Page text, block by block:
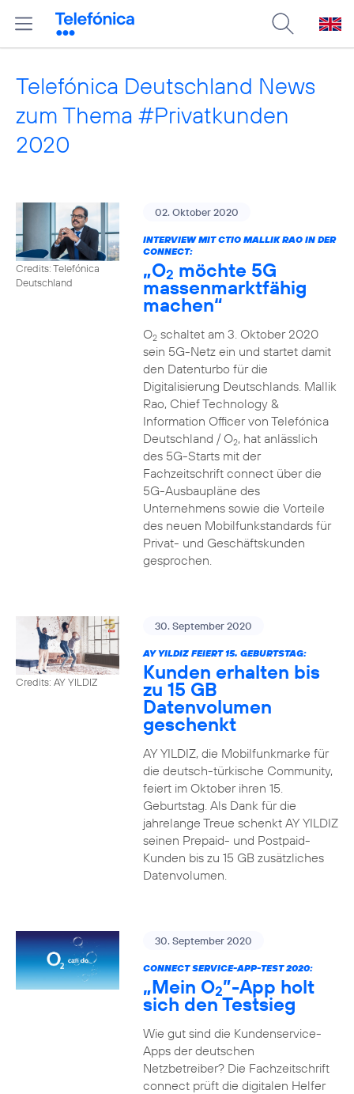
Telefónica Deutschland News
zum Thema #Privatkunden
2020
Credits: Telefónica
Deutschland
02. Oktober 2020
INTERVIEW MIT CTIO MALLIK RAO IN DER
CONNECT:
„O2 möchte 5G
massenmarktfähig
machen“
O2schaltet am 3. Oktober 2020
sein 5G-Netz ein und startet damit
den Datenturbo für die
Digitalisierung Deutschlands. Mallik
Rao, Chief Technology &
Information Officer von Telefónica
Deutschland / O2, hat anlässlich
des 5G-Starts mit der
Fachzeitschrift connect über die
5G-Ausbaupläne des
Unternehmens sowie die Vorteile
des neuen Mobilfunkstandards für
Privat- und Geschäftskunden
gesprochen.
Credits: AY YILDIZ
30. September 2020
AY YILDIZ FEIERT 15. GEBURTSTAG:
Kunden erhalten bis
zu 15 GB
Datenvolumen
geschenkt
AY YILDIZ, die Mobilfunkmarke für
die deutsch-türkische Community,
feiert im Oktober ihren 15.
Geburtstag. Als Dank für die
jahrelange Treue schenkt AY YILDIZ
seinen Prepaid- und Postpaid-
Kunden bis zu 15 GB zusätzliches
Datenvolumen.
30. September 2020
CONNECT SERVICE-APP-TEST 2020:
„Mein O2”-App holt
sich den Testsieg
Wie gut sind die Kundenservice-
Apps der deutschen
Netzbetreiber? Die Fachzeitschrift
connect prüft die digitalen Helfer